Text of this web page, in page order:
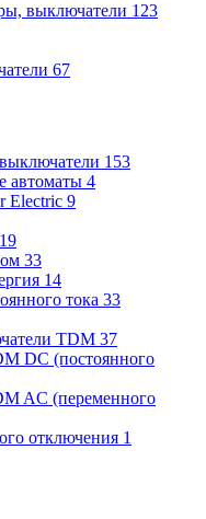
выключатели 123
67
153
автоматы 4
Electric 9
19
33
14
тока 33
TDM 37
DC (постоянного
AC (переменного
отключения 1